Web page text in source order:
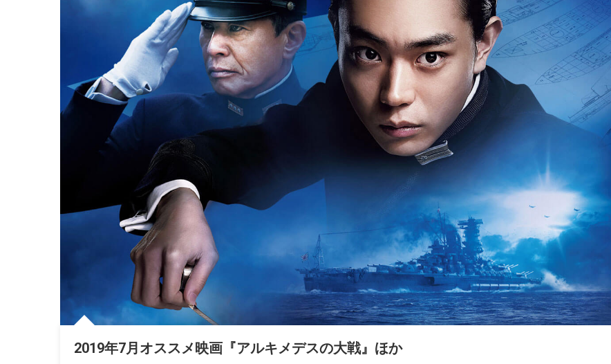
2019年7月オススメ映画『アルキメデスの大戦』ほか